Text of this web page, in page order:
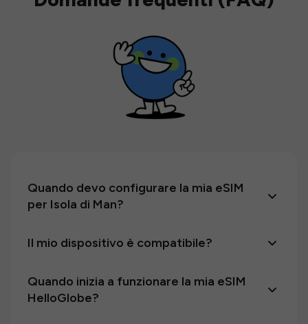
Quando devo configurare la mia eSIM
per Isola di Man?
Il mio dispositivo è compatibile?
Quando inizia a funzionare la mia eSIM
HelloGlobe?